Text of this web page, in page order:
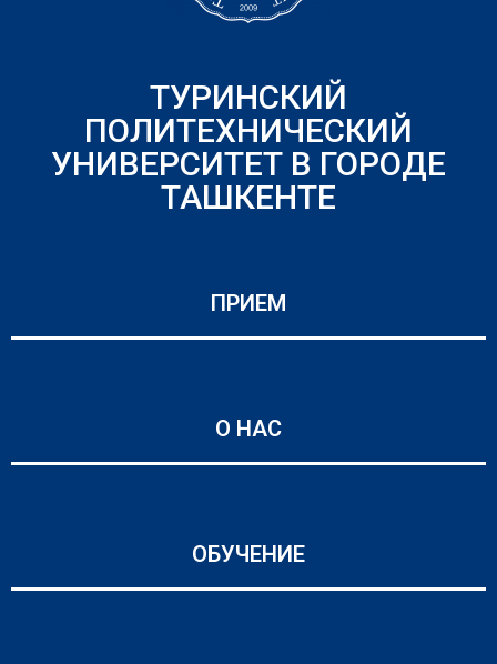
ТУРИНСКИЙ
ПОЛИТЕХНИЧЕСКИЙ
УНИВЕРСИТЕТ В ГОРОДЕ
ТАШКЕНТЕ
ПРИЕМ
О НАС
ОБУЧЕНИЕ